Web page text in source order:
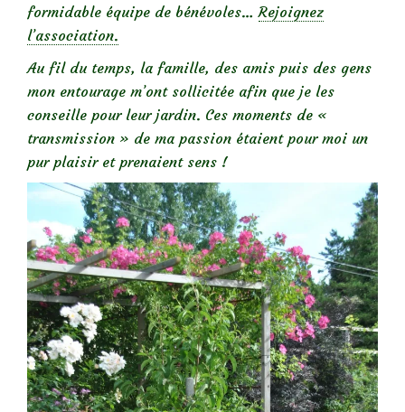
formidable équipe de bénévoles…Rejoignez
l’association.
Au fil du temps, la famille, des amis puis des gens
mon entourage m’ont sollicitée afin que je les
conseille pour leur jardin. Ces moments de «
transmission » de ma passion étaient pour moi un
pur plaisir et prenaient sens !